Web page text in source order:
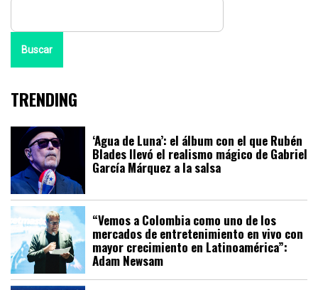
Buscar
TRENDING
‘Agua de Luna’: el álbum con el que Rubén
Blades llevó el realismo mágico de Gabriel
García Márquez a la salsa
“Vemos a Colombia como uno de los
mercados de entretenimiento en vivo con
mayor crecimiento en Latinoamérica”:
Adam Newsam